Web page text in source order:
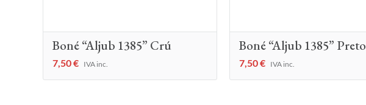
Boné “Aljub 1385” Crú
7,50€ IVA inc.
Boné “Aljub 1385” Preto
7,50€ IVA inc.